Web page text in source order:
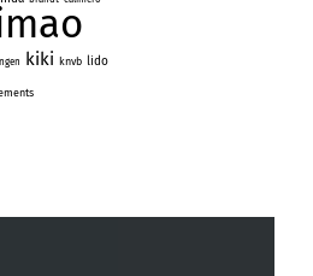
kiki knvb lido